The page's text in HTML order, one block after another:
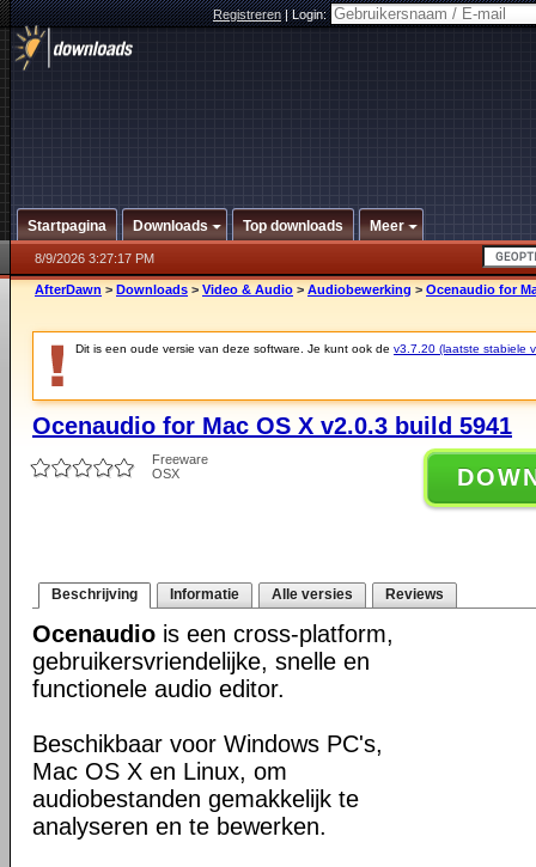
Registreren|Login:
Startpagina Downloads Top downloads Meer
8/9/2026 3:27:17 PM
AfterDawn > Downloads > Video & Audio > Audiobewerking > Ocenaudio for
Dit is een oude versie van deze software. Je kunt ook de v3.7.20 (laatste stabiele
Ocenaudio for Mac OS X v2.0.3 build 5941
Freeware
OSX
Beschrijving Informatie Alle versies Reviews
Ocenaudio is een cross-platform,
gebruikersvriendelijke, snelle en
functionele audio editor.
Beschikbaar voor Windows PC's,
Mac OS X en Linux, om
audiobestanden gemakkelijk te
analyseren en te bewerken.